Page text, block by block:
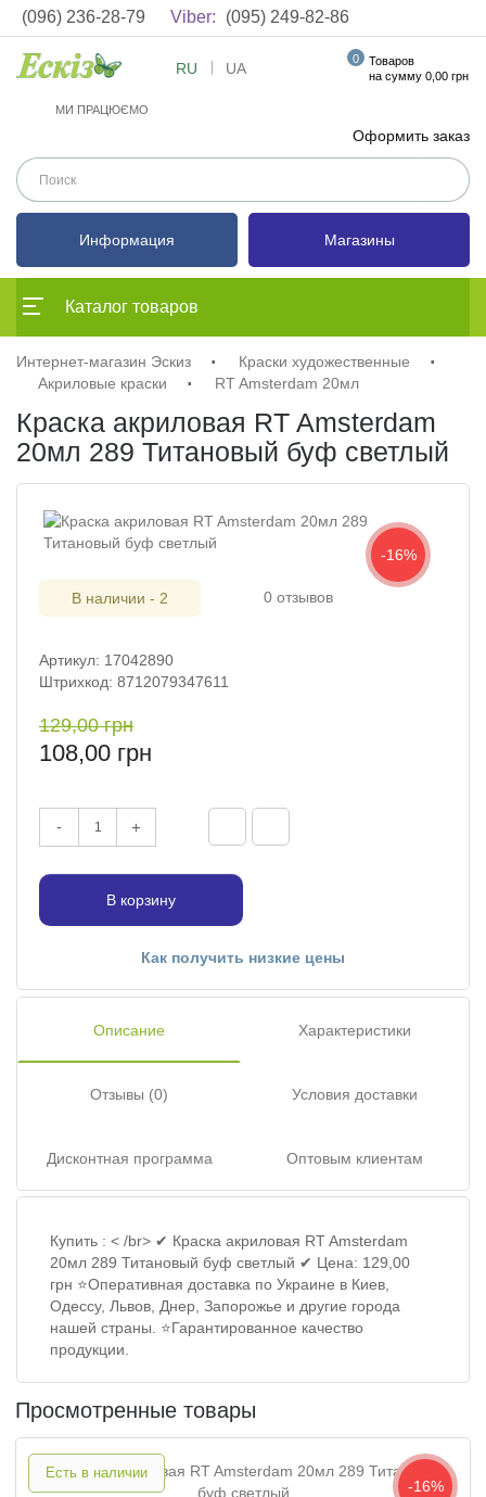
(096) 236-28-79 Viber: (095) 249-82-86
МИ ПРАЦЮЄМО
Оформить заказ
RU UA Товаров
0
на сумму 0,00 грн
Информация Магазины
Каталог товаров
Интернет-магазин Эскиз
Краски художественные
Акриловые краски
RT Amsterdam 20мл
Краска акриловая RT Amsterdam
20мл 289 Титановый буф светлый
-16%
В наличии - 2 0 отзывов
Артикул: 17042890
Штрихкод: 8712079347611
129,00 грн
108,00 грн
- +
В корзину
Как получить низкие цены
Описание Характеристики
Отзывы (0) Условия доставки
Дисконтная программа Оптовым клиентам
Купить : < /br> ✔ Краска акриловая RT Amsterdam
20мл 289 Титановый буф светлый ✔ Цена: 129,00
грн ⭐Оперативная доставка по Украине в Киев,
Одессу, Львов, Днер, Запорожье и другие города
нашей страны. ⭐Гарантированное качество
продукции.
Просмотренные товары
Есть в наличии
-16%